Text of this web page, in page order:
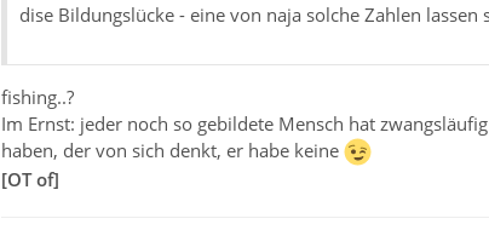
dise Bildungslücke - eine von naja solche Zahlen
fishing..?
Im Ernst: jeder noch so gebildete Mensch hat
haben, der von sich denkt, er habe keine
[OT of]